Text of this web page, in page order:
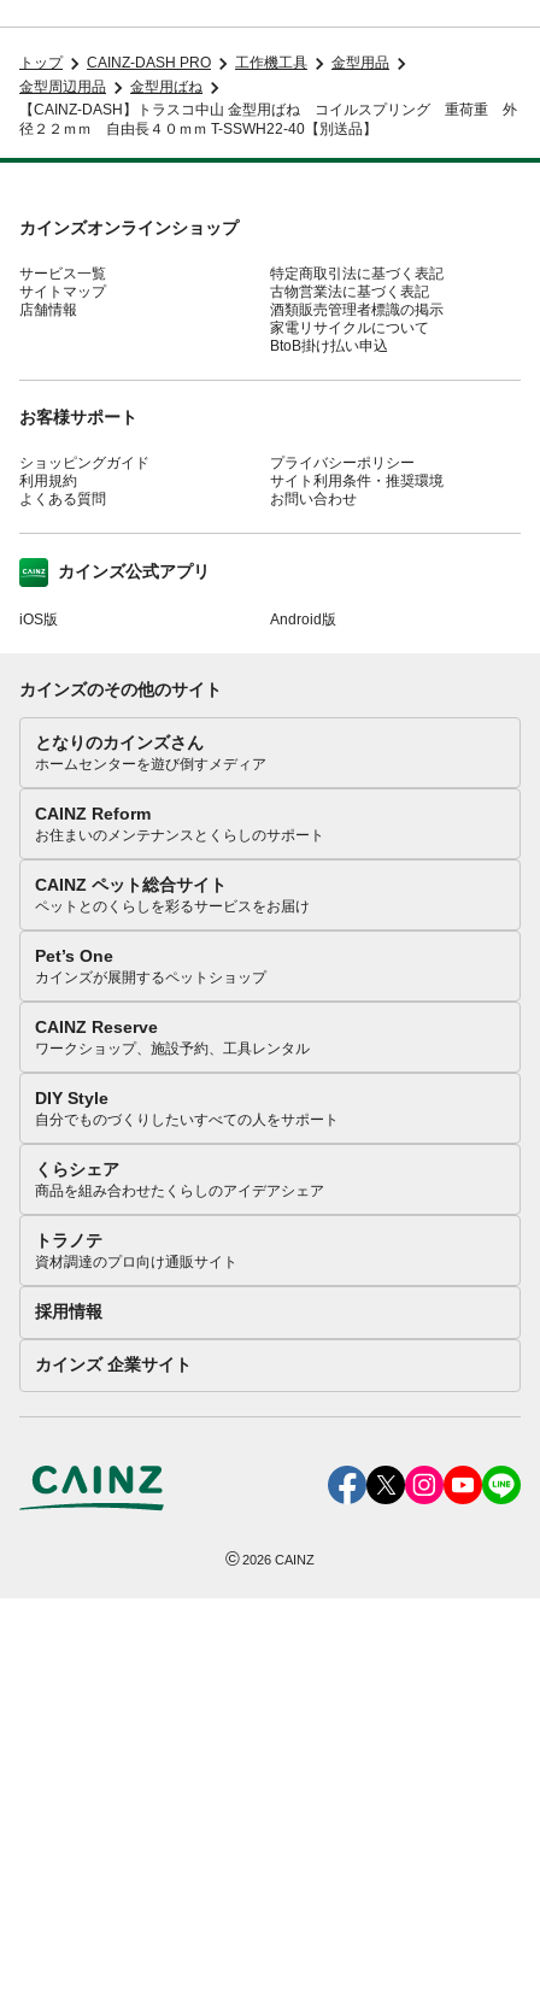
トップ CAINZ-DASH PRO 工作機工具
金型用品
金型周辺用品
金型用ばね
【CAINZ-DASH】トラスコ中山 金型用ばね コイルスプリング 重荷重 外
径２２ｍｍ 自由長４０ｍｍ T-SSWH22-40【別送品】
カインズオンラインショップ
サービス一覧
サイトマップ
店舗情報
特定商取引法に基づく表記
古物営業法に基づく表記
酒類販売管理者標識の掲示
家電リサイクルについて
BtoB掛け払い申込
お客様サポート
ショッピングガイド
利用規約
よくある質問
プライバシーポリシー
サイト利用条件・推奨環境
お問い合わせ
カインズ公式アプリ
iOS版 Android版
カインズのその他のサイト
となりのカインズさん
ホームセンターを遊び倒すメディア
CAINZ Reform
お住まいのメンテナンスとくらしのサポート
CAINZ ペット総合サイト
ペットとのくらしを彩るサービスをお届け
Pet’s One
カインズが展開するペットショップ
CAINZ Reserve
ワークショップ、施設予約、工具レンタル
DIY Style
自分でものづくりしたいすべての人をサポート
くらシェア
商品を組み合わせたくらしのアイデアシェア
トラノテ
資材調達のプロ向け通販サイト
採用情報
カインズ 企業サイト
©2026 CAINZ